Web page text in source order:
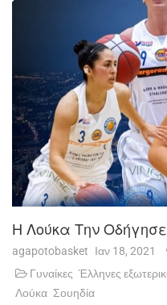
Η Λούκα Την
agapotobasket Ιαν 18, 2021
Γυναίκες Έλληνες
Λούκα Σουηδία